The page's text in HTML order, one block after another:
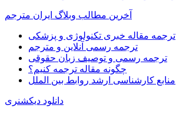
آخرین مطالب وبلاگ ایران مترجم
ترجمه مقاله خبری تکنولوژی و پزشکی
ترجمه رسمی آنلاین و مترجم
ترجمه رسمی و توصیف زبان حقوقی
چگونه مقاله ترجمه کنیم؟
منابع کارشناسی ارشد روابط بین الملل
دانلود دیکشنری